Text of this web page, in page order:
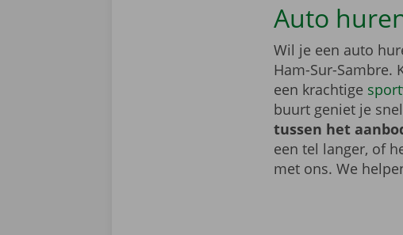
Auto
Wil je een auto
Ham-Sur-Sambre.
een krachtige
buurt geniet je
tussen het
een tel langer, of
met ons. We